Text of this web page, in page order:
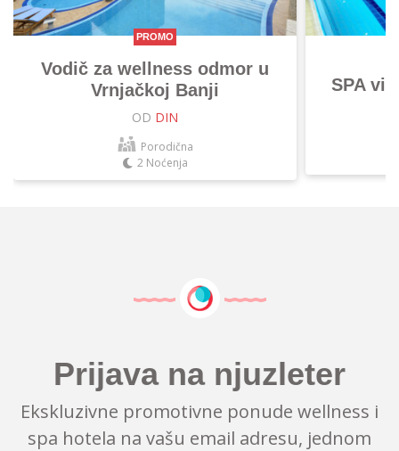
PROMO
Vodič za wellness odmor u
Vrnjačkoj Banji
OD DIN
Porodična
2 Noćenja
SPA
Prijava na njuzleter
Ekskluzivne promotivne ponude wellness i
spa hotela na vašu email adresu, jednom